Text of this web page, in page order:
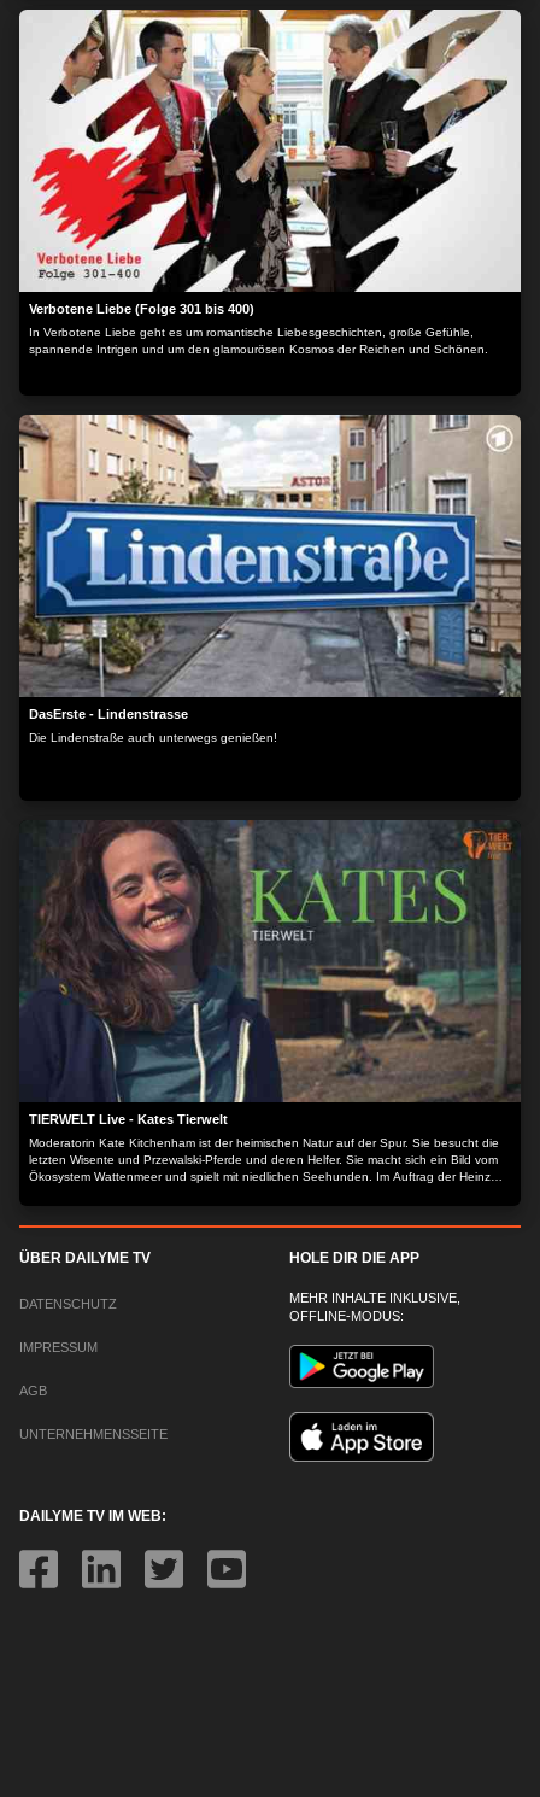
Verbotene Liebe (Folge 301 bis 400)
In Verbotene Liebe geht es um romantische Liebesgeschichten, große Gefühle,
spannende Intrigen und um den glamourösen Kosmos der Reichen und Schönen.
DasErste - Lindenstrasse
Die Lindenstraße auch unterwegs genießen!
TIERWELT Live - Kates Tierwelt
Moderatorin Kate Kitchenham ist der heimischen Natur auf der Spur. Sie besucht die
letzten Wisente und Przewalski-Pferde und deren Helfer. Sie macht sich ein Bild vom
Ökosystem Wattenmeer und spielt mit niedlichen Seehunden. Im Auftrag der Heinz
Heimat - und derer, die sie schützen.
ÜBER DAILYME TV
DATENSCHUTZ
IMPRESSUM
AGB
UNTERNEHMENSSEITE
HOLE DIR DIE APP
MEHR INHALTE INKLUSIVE,
OFFLINE-MODUS:
DAILYME TV IM WEB: